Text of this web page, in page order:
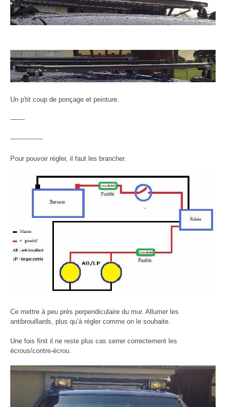
Un p'tit coup de ponçage et peinture.
-------
----------------
Pour pouvoir régler, il faut les brancher.
Ce mettre à peu près perpendiculaire du mur. Allumer les
antibrouillards, plus qu’à régler comme on le souhaite.
Une fois finit il ne reste plus cas serrer correctement les
écrous/contre-écrou.